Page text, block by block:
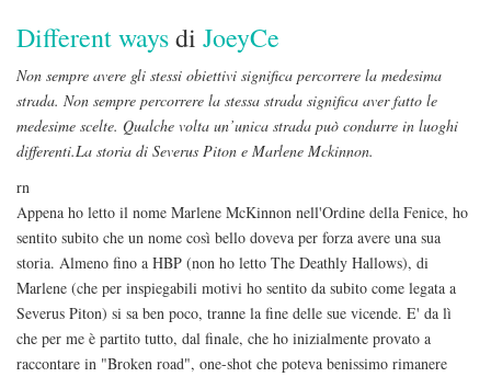
Different waysdi JoeyCe
Non sempre avere gli stessi obiettivi significa percorrere la medesima
strada. Non sempre percorrere la stessa strada significa aver fatto le
medesime scelte. Qualche volta un’unica strada può condurre in luoghi
differenti.La storia di Severus Piton e Marlene Mckinnon.
rn
Appena ho letto il nome Marlene McKinnon nell'Ordine della Fenice, ho
sentito subito che un nome così bello doveva per forza avere una sua
storia. Almeno fino a HBP (non ho letto The Deathly Hallows), di
Marlene (che per inspiegabili motivi ho sentito da subito come legata a
Severus Piton) si sa ben poco, tranne la fine delle sue vicende. E' da lì
che per me è partito tutto, dal finale, che ho inizialmente provato a
raccontare in "Broken road", one-shot che poteva benissimo rimanere